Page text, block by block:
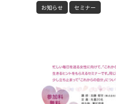
お知らせ セミナー